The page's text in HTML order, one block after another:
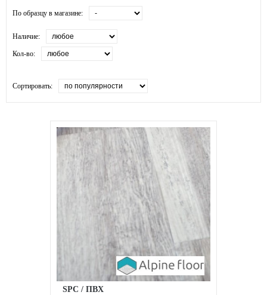
По образцу в магазине:
Наличие:
Кол-во:
Сортировать:
SPC / ПВХ